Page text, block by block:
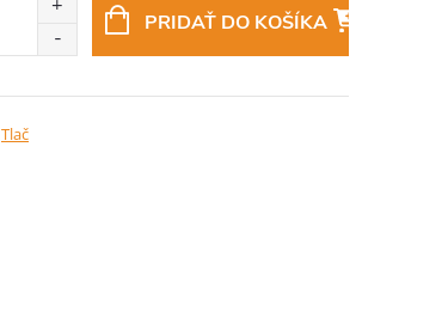
PRIDAŤ DO KOŠÍKA
Tlač